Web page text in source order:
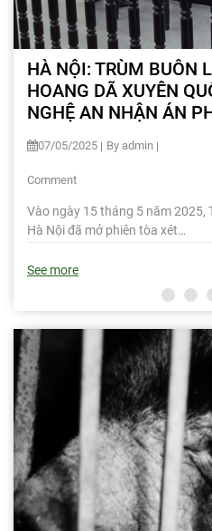
HÀ NỘI: TRÙM BUÔN
HOANG DÃ XUYÊN
NGHỆ AN NHẬN ÁN
07/05/2025 By admin
Comment
Vào ngày 15 tháng 5 năm 2025,
Hà Nội đã mở phiên tòa xét…
See more